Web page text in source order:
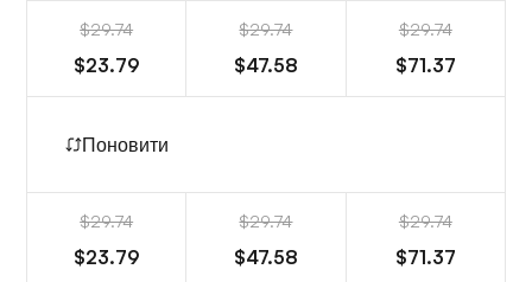
$29.74
$23.79
$29.74
$47.58
$29.74
$71.37
Поновити
$29.74
$23.79
$29.74
$47.58
$29.74
$71.37